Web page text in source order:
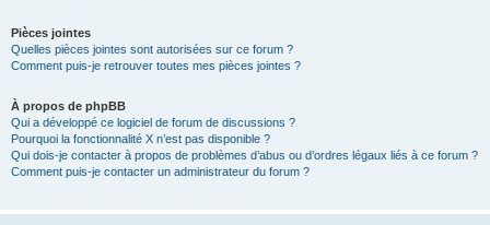
Pièces jointes
Quelles pièces jointes sont autorisées sur ce forum ?
Comment puis-je retrouver toutes mes pièces jointes ?
À propos de phpBB
Qui a développé ce logiciel de forum de discussions ?
Pourquoi la fonctionnalité X n’est pas disponible ?
Qui dois-je contacter à propos de problèmes d’abus ou d’ordres légaux liés à ce forum ?
Comment puis-je contacter un administrateur du forum ?